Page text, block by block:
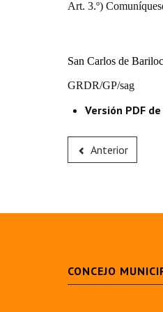
Art. 3.º)
San Carlos de
GRDR/GP/sag
Versión PDF
Anterior
CONCEJO